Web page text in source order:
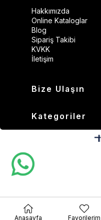
Hakkımızda
Online Kataloglar
Blog
Sipariş Takibi
KVKK
İletişim
Bize Ulaşın
Kategoriler
Anasayfa Favorilerim